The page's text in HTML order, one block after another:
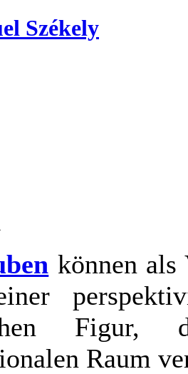
Székely
können als
Raum